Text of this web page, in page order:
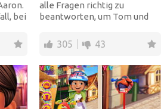
bei
alle Fragen richtig zu
beantworten, um Tom und
305 43